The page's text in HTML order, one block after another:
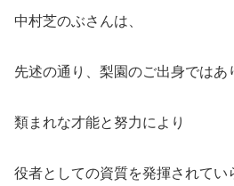
中村芝のぶさんは、
先述の通り、梨園のご出身ではあ
類まれな才能と努力により
役者としての資質を発揮されてい